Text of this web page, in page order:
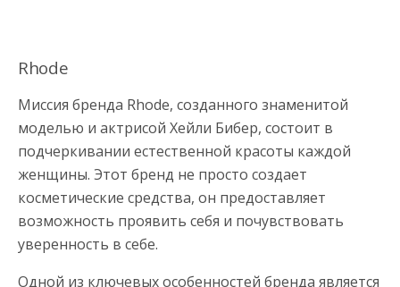
Rhode
Миссия бренда Rhode, созданного знаменитой
моделью и актрисой Хейли Бибер, состоит в
подчеркивании естественной красоты каждой
женщины. Этот бренд не просто создает
косметические средства, он предоставляет
возможность проявить себя и почувствовать
уверенность в себе.
Одной из ключевых особенностей бренда является